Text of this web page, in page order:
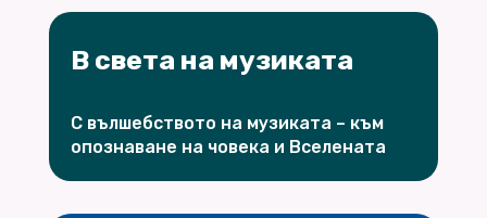
В света на музиката
С вълшебството на музиката – към
опознаване на човека и Вселената